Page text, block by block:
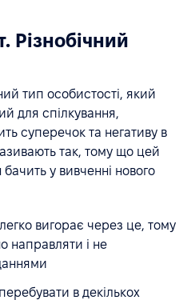
Різнобічний
тип особистості, який
для спілкування,
суперечок та негативу в
так, тому що цей
у вивченні нового
вигорає через це, тому
направляти і не
в декількох